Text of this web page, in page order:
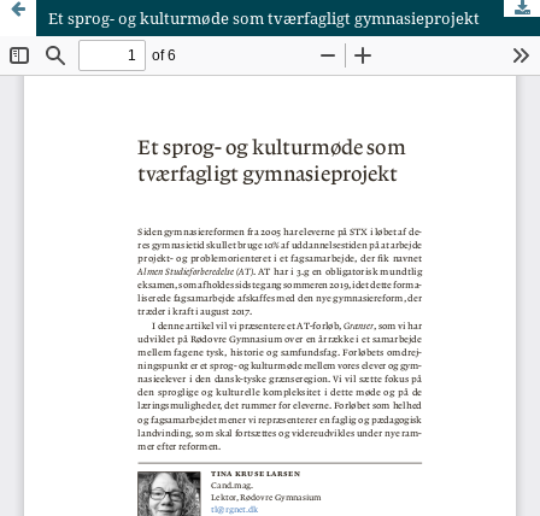
Et sprog- og kulturmøde som tværfagligt gymnasieprojekt